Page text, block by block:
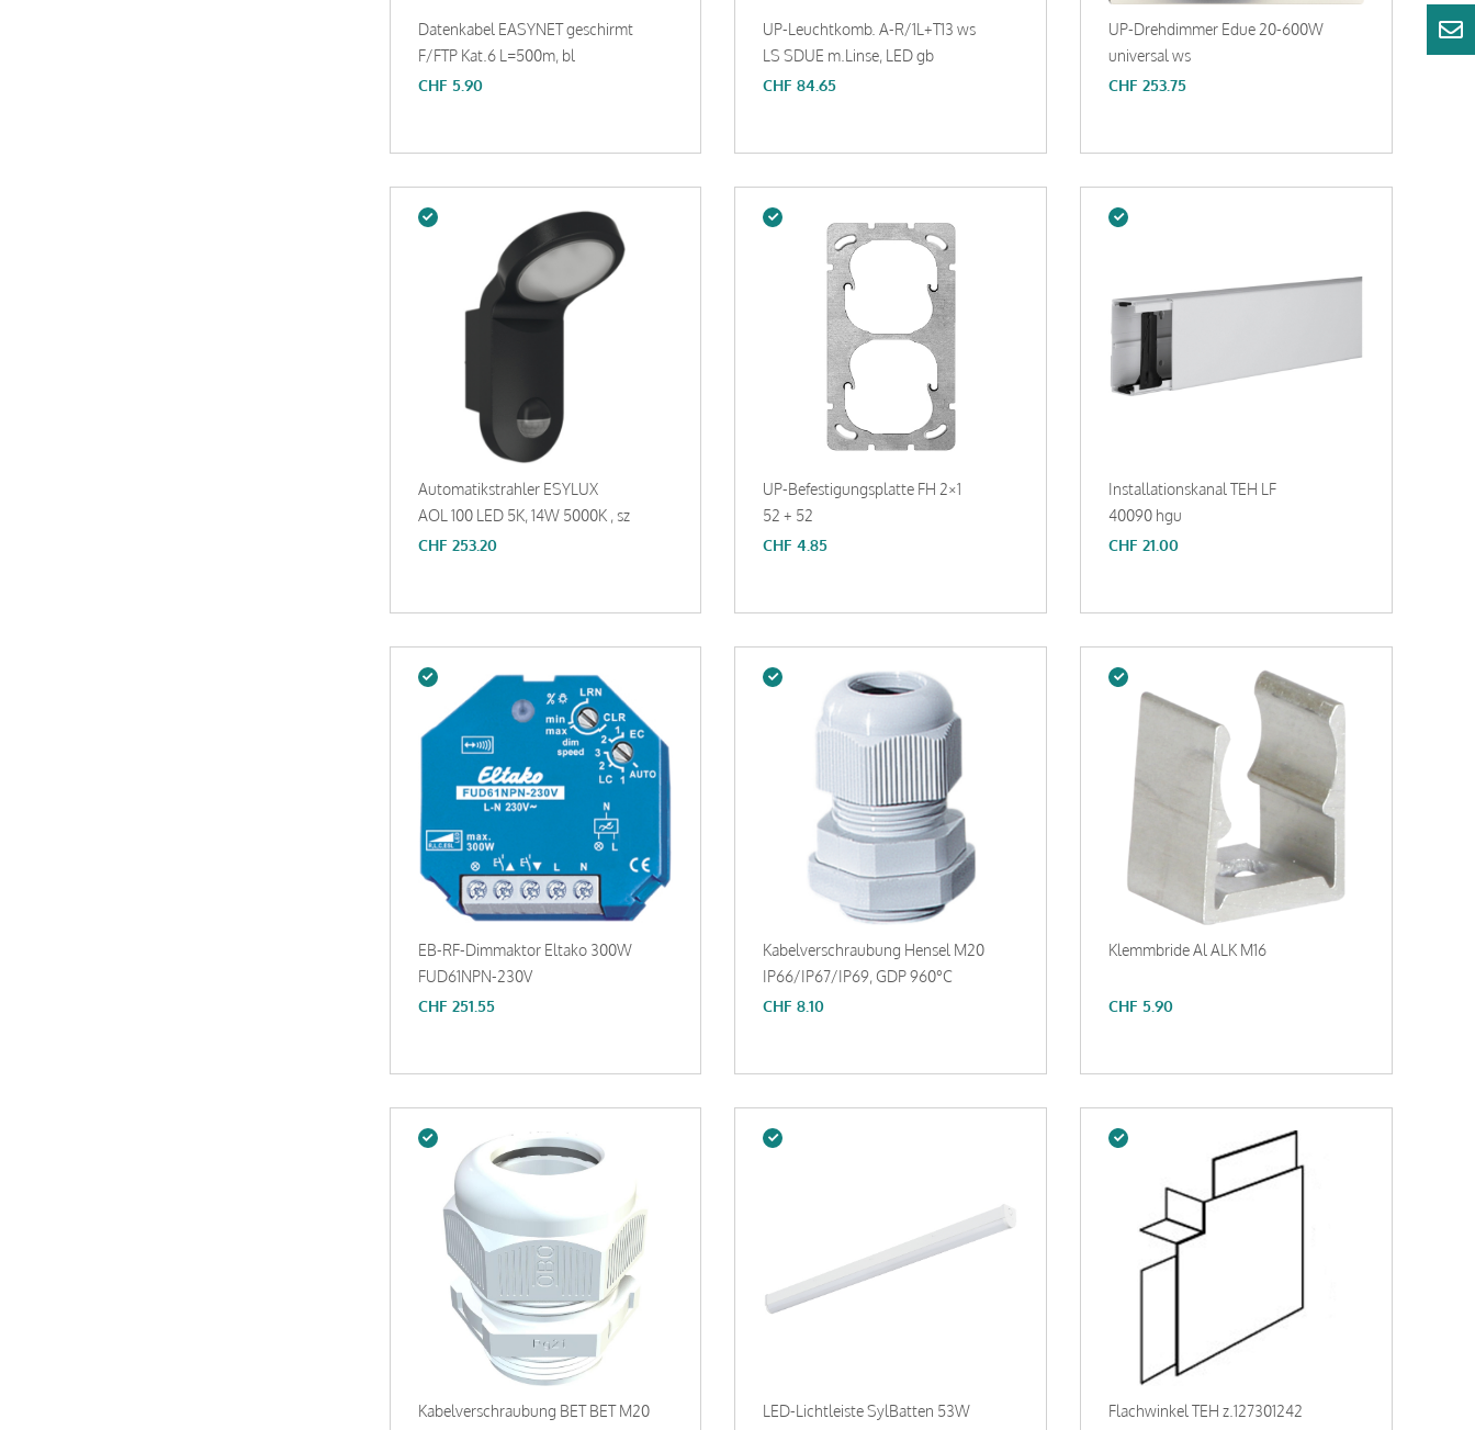
Datenkabel EASYNET geschirmt
F/FTP Kat.6 L=500m, bl
CHF 5.90
UP-Leuchtkomb. A-R/1L+T13 ws
LS SDUE m.Linse, LED gb
CHF84.65
UP-Drehdimmer Edue 20-600W
universal ws
CHF253.75
Automatikstrahler ESYLUX
AOL 100 LED 5K, 14W 5000K , sz
CHF 253.20
UP-Befestigungsplatte FH 2×1
52 + 52
CHF4.85
Installationskanal TEH LF
40090 hgu
CHF21.00
EB-RF-Dimmaktor Eltako 300W
FUD61NPN-230V
CHF 251.55
Kabelverschraubung Hensel M20
IP66/IP67/IP69, GDP 960°C
CHF8.10
Klemmbride Al ALK M16
CHF 5.90
Kabelverschraubung BET BET M20
LED-Lichtleiste SylBatten 53W
Flachwinkel TEH z.127301242